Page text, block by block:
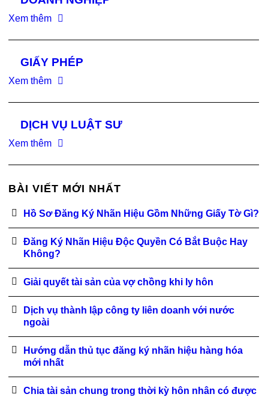
Xem thêm
GIẤY PHÉP
Xem thêm
DỊCH VỤ LUẬT SƯ
Xem thêm
BÀI VIẾT MỚI NHẤT
Hồ Sơ Đăng Ký Nhãn Hiệu Gồm Những Giấy Tờ Gì?
Đăng Ký Nhãn Hiệu Độc Quyền Có Bắt Buộc Hay
Không?
Giải quyết tài sản của vợ chồng khi ly hôn
Dịch vụ thành lập công ty liên doanh với nước
ngoài
Hướng dẫn thủ tục đăng ký nhãn hiệu hàng hóa
mới nhất
Chia tài sản chung trong thời kỳ hôn nhân có được